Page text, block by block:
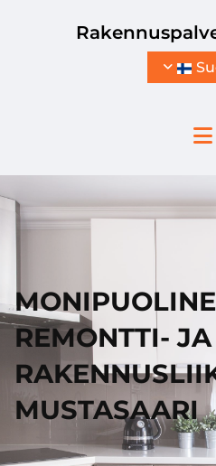
Siirry sisältöön
REMONTTI- JA
MUSTASAARI